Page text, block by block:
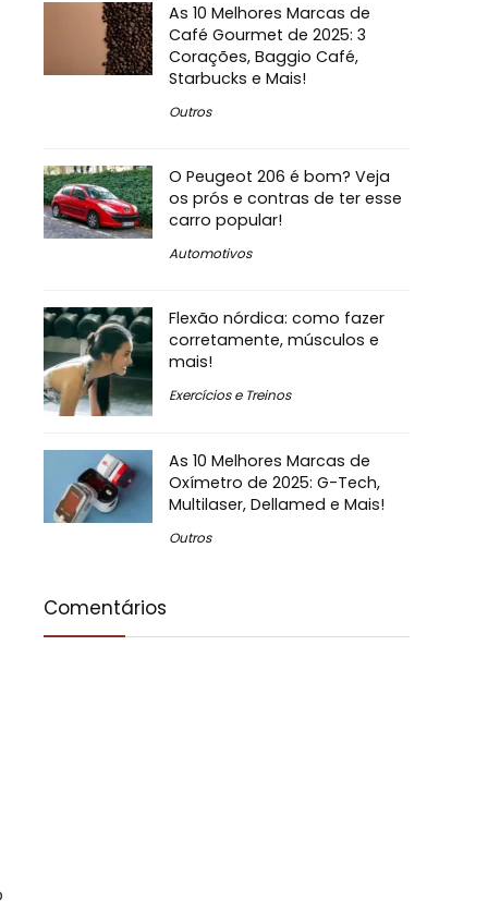
As 10 Melhores Marcas de
Café Gourmet de 2025: 3
Corações, Baggio Café,
Starbucks e Mais!
Outros
O Peugeot 206 é bom? Veja
os prós e contras de ter esse
carro popular!
Automotivos
Flexão nórdica: como fazer
corretamente, músculos e
mais!
Exercícios e Treinos
As 10 Melhores Marcas de
Oxímetro de 2025: G-Tech,
Multilaser, Dellamed e Mais!
Outros
Comentários